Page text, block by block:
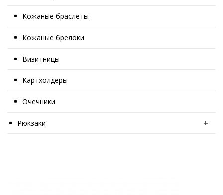
Кожаные браслеты
Кожаные брелоки
Визитницы
Картхолдеры
Очечники
Рюкзаки +